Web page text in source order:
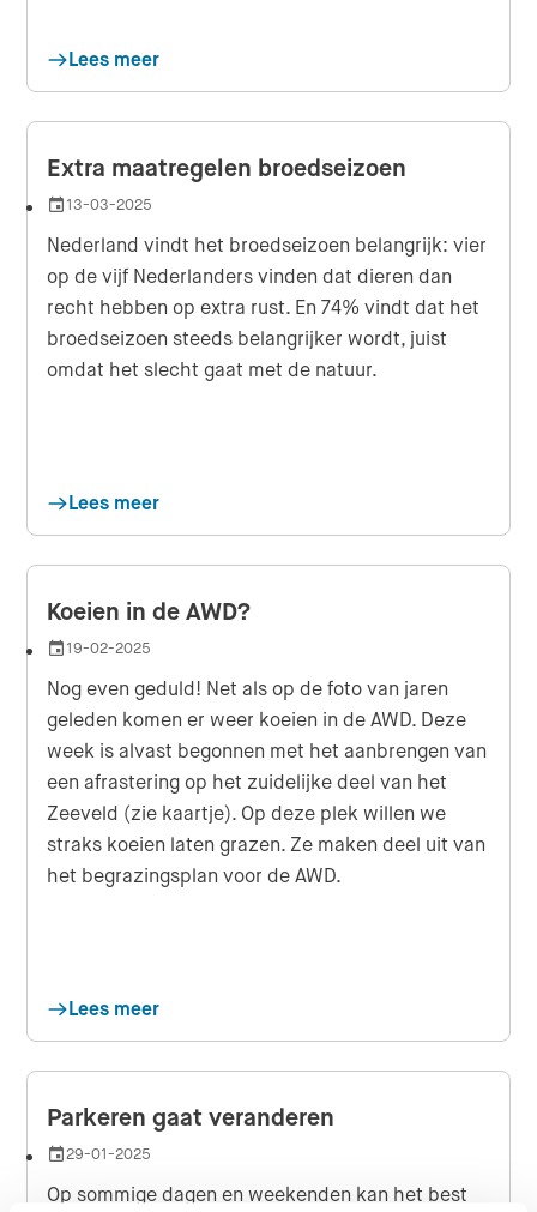
Lees meer
Extra maatregelen broedseizoen
Datum
13-03-2025
Nederland vindt het broedseizoen belangrijk: vier
op de vijf Nederlanders vinden dat dieren dan
recht hebben op extra rust. En 74% vindt dat het
broedseizoen steeds belangrijker wordt, juist
omdat het slecht gaat met de natuur.
Lees meer
Koeien in de AWD?
Datum
19-02-2025
Nog even geduld! Net als op de foto van jaren
geleden komen er weer koeien in de AWD. Deze
week is alvast begonnen met het aanbrengen van
een afrastering op het zuidelijke deel van het
Zeeveld (zie kaartje). Op deze plek willen we
straks koeien laten grazen. Ze maken deel uit van
het begrazingsplan voor de AWD.
Lees meer
Parkeren gaat veranderen
Datum
29-01-2025
Op sommige dagen en weekenden kan het best